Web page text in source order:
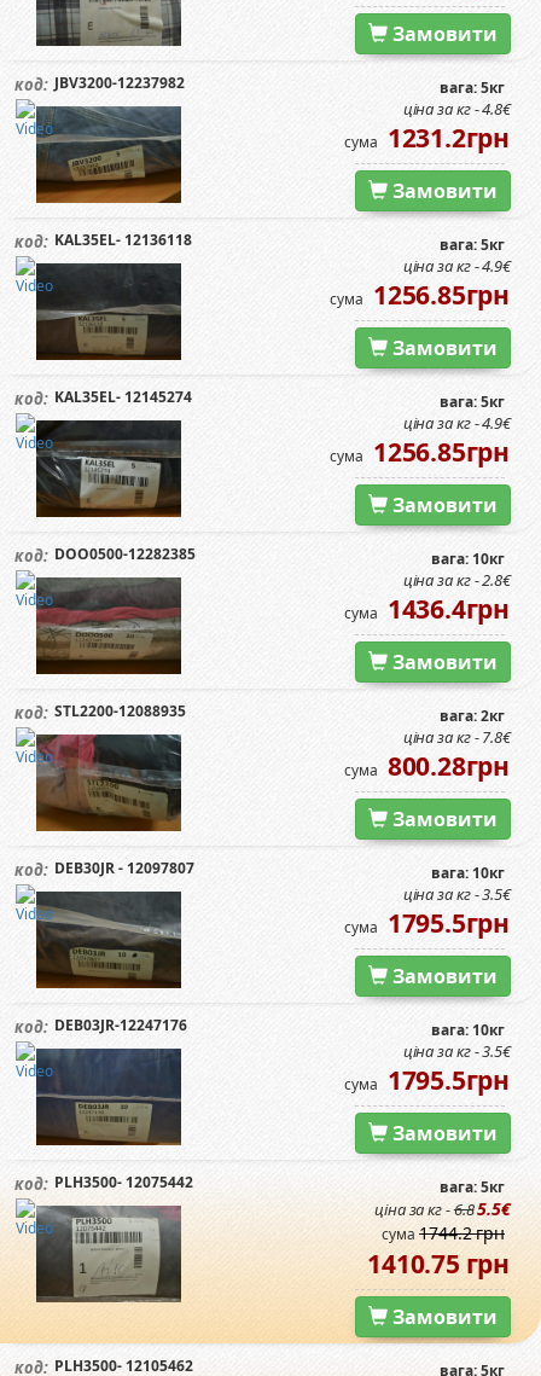
Замовити
код: JBV3200-12237982 вага: 5кг
ціна за кг - 4.8€
сума 1231.2грн
Замовити
код: KAL35EL- 12136118 вага: 5кг
ціна за кг - 4.9€
сума 1256.85грн
Замовити
код: KAL35EL- 12145274 вага: 5кг
ціна за кг - 4.9€
сума 1256.85грн
Замовити
код: DOO0500-12282385 вага: 10кг
ціна за кг - 2.8€
сума 1436.4грн
Замовити
код: STL2200-12088935 вага: 2кг
ціна за кг - 7.8€
сума 800.28грн
Замовити
код: DEB30JR - 12097807 вага: 10кг
ціна за кг - 3.5€
сума 1795.5грн
Замовити
код: DEB03JR-12247176 вага: 10кг
ціна за кг - 3.5€
сума 1795.5грн
Замовити
код: PLH3500- 12075442 вага: 5кг
ціна за кг -6.85.5€
сума 1744.2 грн
1410.75 грн
Замовити
код: PLH3500- 12105462 вага: 5кг